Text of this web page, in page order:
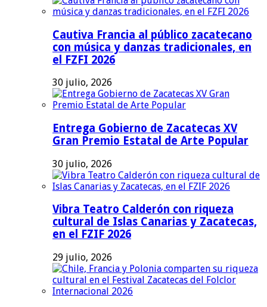
Cautiva Francia al público zacatecano
con música y danzas tradicionales, en
el FZFI 2026
30 julio, 2026
Entrega Gobierno de Zacatecas XV
Gran Premio Estatal de Arte Popular
30 julio, 2026
Vibra Teatro Calderón con riqueza
cultural de Islas Canarias y Zacatecas,
en el FZIF 2026
29 julio, 2026